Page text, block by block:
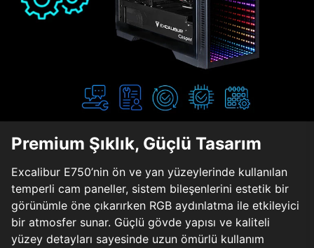
Premium Şıklık, Güçlü Tasarım
Excalibur E750’nin ön ve yan yüzeylerinde kullanılan
temperli cam paneller, sistem bileşenlerini estetik bir
görünümle öne çıkarırken RGB aydınlatma ile etkileyici
bir atmosfer sunar. Güçlü gövde yapısı ve kaliteli
yüzey detayları sayesinde uzun ömürlü kullanım